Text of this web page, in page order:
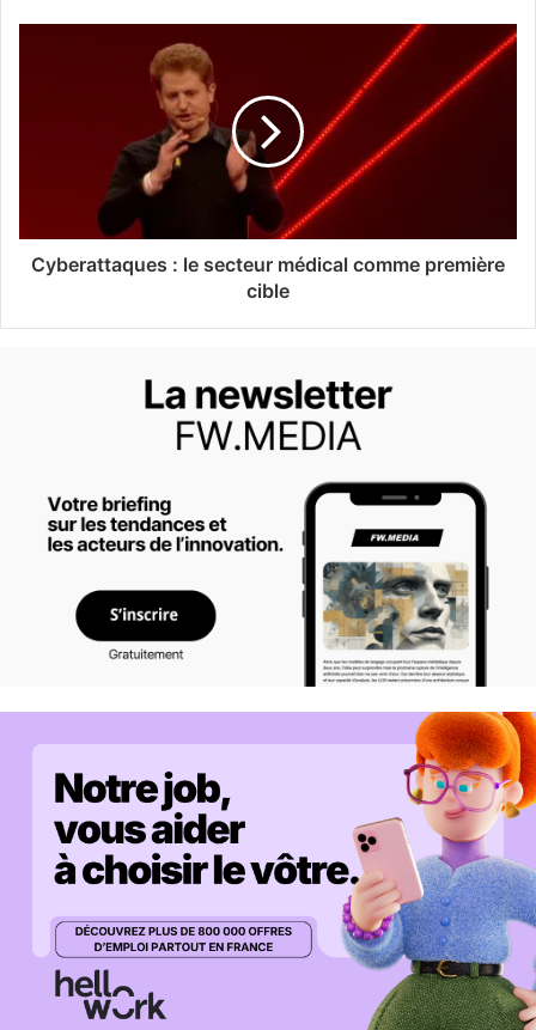
Cyberattaques : le secteur médical comme première
cible